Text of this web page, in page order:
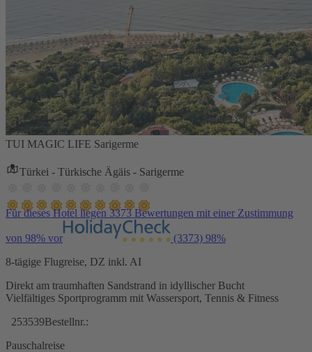
TUI MAGIC LIFE Sarigerme
Türkei - Türkische Ägäis - Sarigerme
Für dieses Hotel liegen 3373 Bewertungen mit einer Zustimmung
von 98% vor (3373) 98%
8-tägige Flugreise, DZ inkl. AI
Direkt am traumhaften Sandstrand in idyllischer Bucht
Vielfältiges Sportprogramm mit Wassersport, Tennis & Fitness
253539Bestellnr.:
Pauschalreise